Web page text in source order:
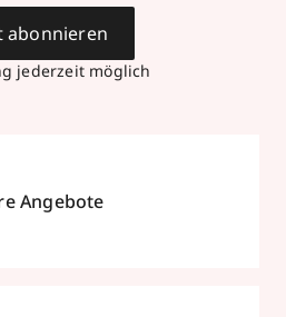
jederzeit möglich
abonnieren
Angebote